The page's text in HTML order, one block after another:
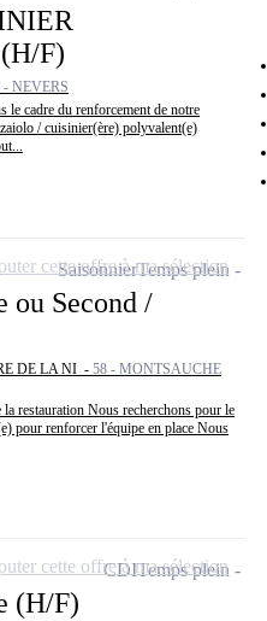
F)
- NEVERS
cadre du renforcement de notre
/ cuisinier(ère) polyvalent(e)
ou Second /
DE LA NI - 58 - MONTSAUCHE
restauration Nous recherchons pour le
pour renforcer l'équipe en place Nous
SaisonnierTemps plein
cette offre à ma sélection
(H/F)
CDITemps plein
cette offre à ma sélection